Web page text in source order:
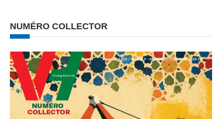
NUMÉRO COLLECTOR